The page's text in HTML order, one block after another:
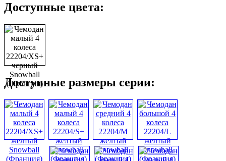
Доступные цвета:
Доступные размеры серии: